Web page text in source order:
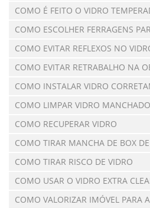
COMO É FEITO O VIDRO
COMO ESCOLHER FERRAGENS
COMO EVITAR REFLEXOS NO
COMO EVITAR RETRABALHO NA
COMO INSTALAR VIDRO
COMO LIMPAR VIDRO MANCHADO
COMO RECUPERAR VIDRO
COMO TIRAR MANCHA DE BOX
COMO TIRAR RISCO DE VIDRO
COMO USAR O VIDRO EXTRA
COMO VALORIZAR IMÓVEL PARA